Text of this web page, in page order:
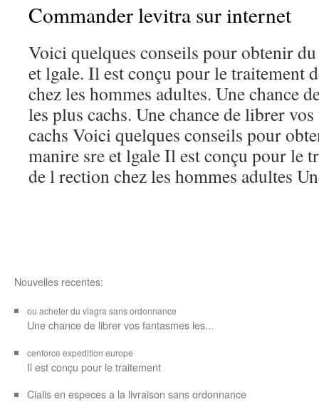
Commander levitra sur internet
Voici quelques conseils pour obtenir
et lgale. Il est conçu pour le traitement
chez les hommes adultes. Une chance
les plus cachs. Une chance de librer
cachs Voici quelques conseils pour
manire sre et lgale Il est conçu pour le
de l rection chez les hommes adultes
Nouvelles recentes:
ou acheter du viagra sans ordonnance
Une chance de librer vosfantasmes les...
cenforce expedition europe
Il estconçu pour le traitement
Cialis en especes a la livraison sans ordonnance